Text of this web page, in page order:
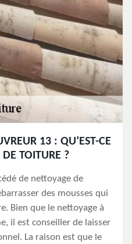
13 : QU’EST-CE
TOITURE ?
de nettoyage de
des mousses qui
Bien que le nettoyage à
il est conseiller de laisser
La raison est que le